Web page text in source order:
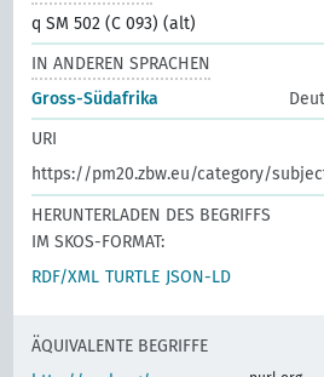
q SM 502 (C 093) (alt)
IN ANDEREN SPRACHEN
Gross-Südafrika
URI
https://pm20.zbw.eu/category/
HERUNTERLADEN DES BEGRIFFS
IM SKOS-FORMAT:
RDF/XML TURTLE JSON-LD
ÄQUIVALENTE BEGRIFFE